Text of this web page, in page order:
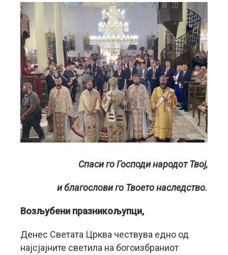
Спаси го Господи народот Твој,
и благослови го Твоето наследство.
Возљубени празникољупци,
Денес Светата Црква чествува едно од
најсјајните светила на богоизбраниот